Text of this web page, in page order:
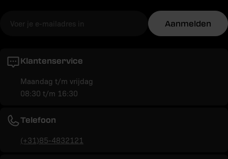
mail
Aanmelden
Klantenservice
Maandag t/m vrijdag
08:30 t/m 16:30
Telefoon
(+31)85-4832121